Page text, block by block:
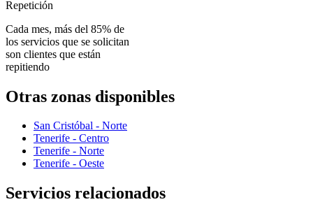
Repetición
Cada mes, más del 85% de
los servicios que se solicitan
son clientes que están
repitiendo
Otras zonas disponibles
San Cristóbal - Norte
Tenerife - Centro
Tenerife - Norte
Tenerife - Oeste
Servicios relacionados